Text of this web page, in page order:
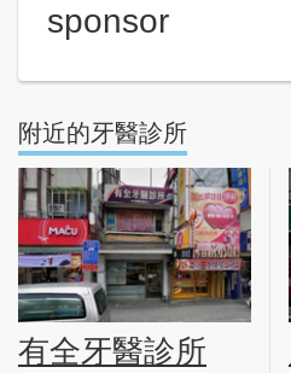
sponsor
附近的牙醫診所
有全牙醫診所